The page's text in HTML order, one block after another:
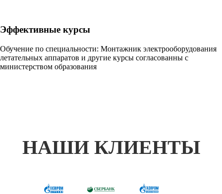
Эффективные курсы
Обучение по специальности: Монтажник электрооборудования
летательных аппаратов и другие курсы согласованны с
министерством образования
НАШИ КЛИЕНТЫ